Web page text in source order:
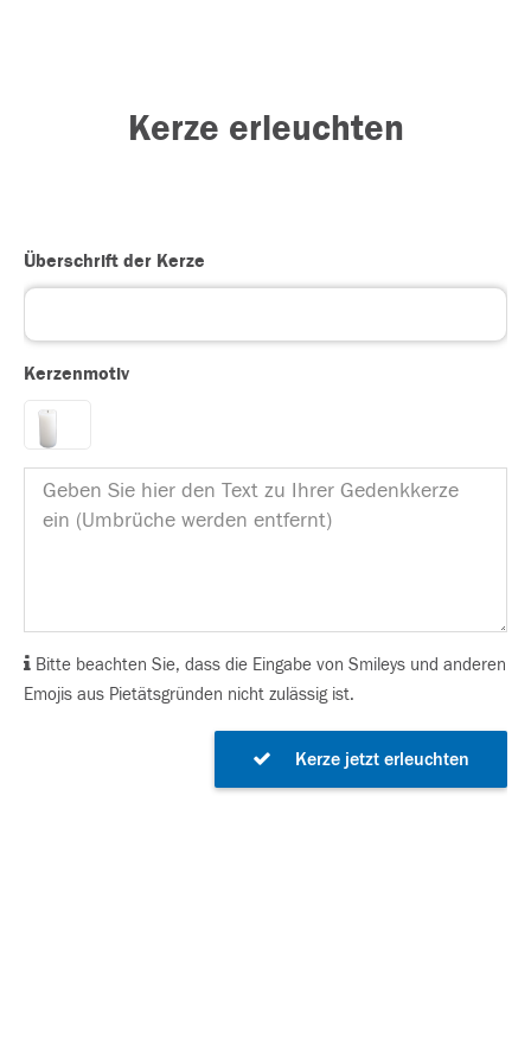
Kerze erleuchten
Überschrift der Kerze
Kerzenmotiv
Bitte beachten Sie, dass die Eingabe von Smileys und anderen
Emojis aus Pietätsgründen nicht zulässig ist.
Kerze jetzt erleuchten